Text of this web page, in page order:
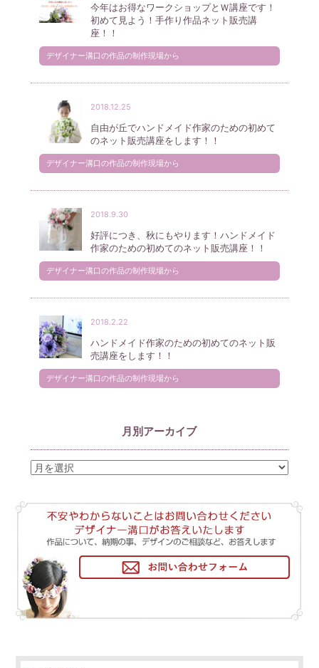
今年はお得なワークショップとＷ講座です！
初めて見よう！手作り作品ネット販売講
座！！
デザイナー溝口の作品の制作現場から
2018.12.25
自由が丘でハンドメイド作家のための初めて
のネット販売講座をします！！
デザイナー溝口の作品の制作現場から
2018.9.30
好評につき、秋にもやります！ハンドメイド
作家のための初めてのネット販売講座！！
デザイナー溝口の作品の制作現場から
2018.2.22
ハンドメイド作家のための初めてのネット販
売講座をします！！
デザイナー溝口の作品の制作現場から
月別アーカイブ